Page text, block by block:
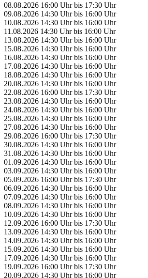
08.08.2026 16:00 Uhrbis 17:30 Uhr
09.08.2026 14:30 Uhrbis 16:00 Uhr
10.08.2026 14:30 Uhrbis 16:00 Uhr
11.08.2026 14:30 Uhrbis 16:00 Uhr
13.08.2026 14:30 Uhrbis 16:00 Uhr
15.08.2026 14:30 Uhrbis 16:00 Uhr
16.08.2026 14:30 Uhrbis 16:00 Uhr
17.08.2026 14:30 Uhrbis 16:00 Uhr
18.08.2026 14:30 Uhrbis 16:00 Uhr
20.08.2026 14:30 Uhrbis 16:00 Uhr
22.08.2026 16:00 Uhrbis 17:30 Uhr
23.08.2026 14:30 Uhrbis 16:00 Uhr
24.08.2026 14:30 Uhrbis 16:00 Uhr
25.08.2026 14:30 Uhrbis 16:00 Uhr
27.08.2026 14:30 Uhrbis 16:00 Uhr
29.08.2026 16:00 Uhrbis 17:30 Uhr
30.08.2026 14:30 Uhrbis 16:00 Uhr
31.08.2026 14:30 Uhrbis 16:00 Uhr
01.09.2026 14:30 Uhrbis 16:00 Uhr
03.09.2026 14:30 Uhrbis 16:00 Uhr
05.09.2026 16:00 Uhrbis 17:30 Uhr
06.09.2026 14:30 Uhrbis 16:00 Uhr
07.09.2026 14:30 Uhrbis 16:00 Uhr
08.09.2026 14:30 Uhrbis 16:00 Uhr
10.09.2026 14:30 Uhrbis 16:00 Uhr
12.09.2026 16:00 Uhrbis 17:30 Uhr
13.09.2026 14:30 Uhrbis 16:00 Uhr
14.09.2026 14:30 Uhrbis 16:00 Uhr
15.09.2026 14:30 Uhrbis 16:00 Uhr
17.09.2026 14:30 Uhrbis 16:00 Uhr
19.09.2026 16:00 Uhrbis 17:30 Uhr
20.09.2026 14:30 Uhrbis 16:00 Uhr